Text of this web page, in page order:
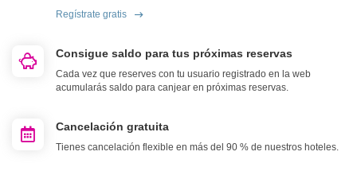
Regístrate gratis
Consigue saldo para tus próximas reservas
Cada vez que reserves con tu usuario registrado en la web
acumularás saldo para canjear en próximas reservas.
Cancelación gratuita
Tienes cancelación flexible en más del 90 % de nuestros hoteles.